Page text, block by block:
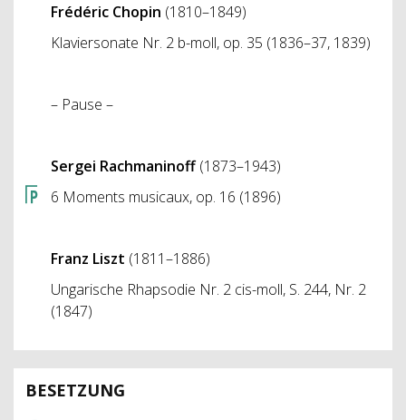
Frédéric Chopin (1810–1849)
Klaviersonate Nr. 2 b-moll, op. 35 (1836–37, 1839)
– Pause –
Sergei Rachmaninoff(1873–1943)
6 Moments musicaux, op. 16 (1896)
Franz Liszt (1811–1886)
Ungarische Rhapsodie Nr. 2 cis-moll, S. 244, Nr. 2
(1847)
BESETZUNG